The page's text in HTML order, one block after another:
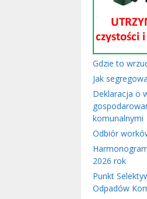
Gdzie to
Jak
Deklaracja o
komunalnymi
Odbiór
2026 rok
Punkt
Odpadów